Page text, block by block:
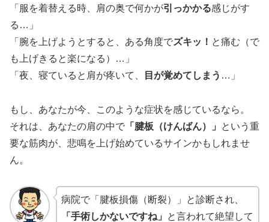
「服を着替える時、肩の奥で何かが引っかかる感じがす
る…」
「腕を上げようとすると、ある角度でズキッ！ と痛む（で
も上げきると楽になる）…」
「夜、寝ていると肩が疼いて、
目が覚めてしまう …」
もし、あなたが今、このような症状を感じているなら。
それは、あなたの肩の中で 「腱板（けんばん）」
という重
要な筋肉が、悲鳴を上げ始めているサインかもしれませ
ん。
病院で「腱板損傷（断裂）」と診断され、
「手術しかないですね」
と言われて絶望して